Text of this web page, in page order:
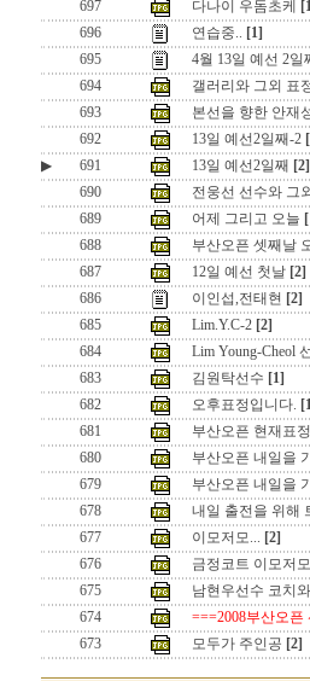
697 다나이 우돔초케
696
연습중.. [1]
695
4월 13일 예선 2일
694
갤러리와 그외 표
693
본선을 향한 안재
692
13일 예선2일째-2
▶
691 13일 예선2일째 [2]
690
전웅선 선수와 그
689
어제 그리고 오늘
688
부산오픈 셋째날
687
12일 예선 첫날 [2]
686
이인섭,전태현 [2]
685
Lim.Y.C-2 [2]
684
Lim Young-Cheol
683
김원탁선수 [1]
682
오후표정입니다.
681
부산오픈 현재표
680
부산오픈 내일을
679
부산오픈 내일을
678
내일 출전을 위해
677
이모저모... [2]
676
금정코트 이모저모
675
남현우선수 코치
674
===2008부산오픈
673
모두가 주인공 [2]